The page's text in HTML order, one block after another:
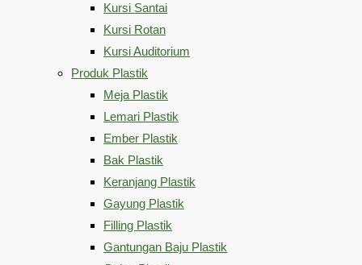
Kursi Santai
Kursi Rotan
Kursi Auditorium
Produk Plastik
Meja Plastik
Lemari Plastik
Ember Plastik
Bak Plastik
Keranjang Plastik
Gayung Plastik
Filling Plastik
Gantungan Baju Plastik